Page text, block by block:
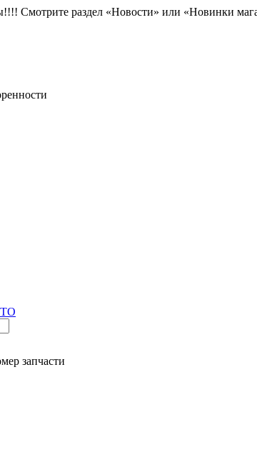
Смотрите раздел «Новости» или «Новинки
запчасти